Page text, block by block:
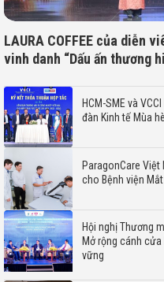
LAURA COFFEE của diễn
vinh danh “Dấu ấn thương
HCM-SME và
đàn Kinh tế Mùa
ParagonCare
cho Bệnh viện
Hội nghị Thương
Mở rộng cánh
vững